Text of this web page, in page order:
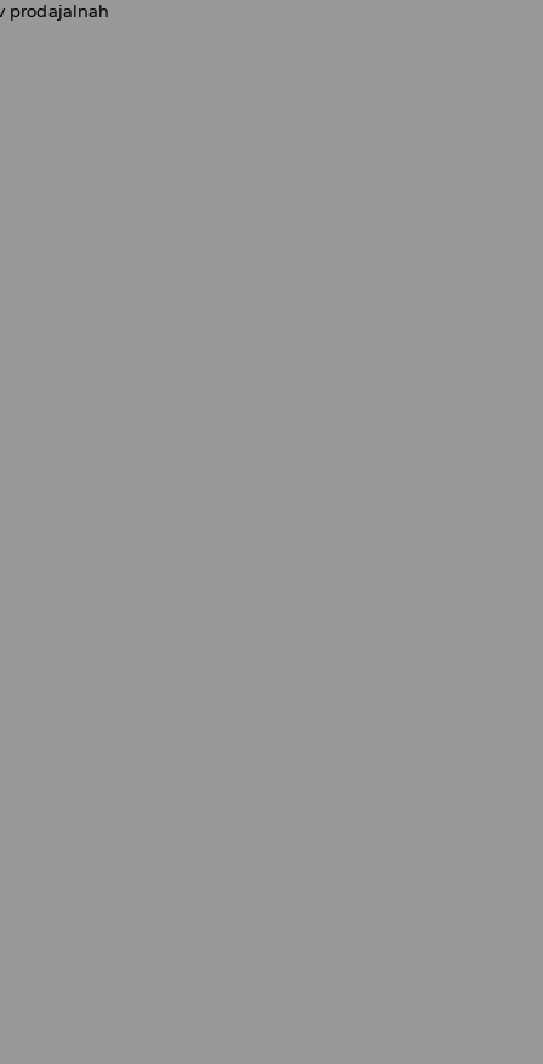
prodajalnah